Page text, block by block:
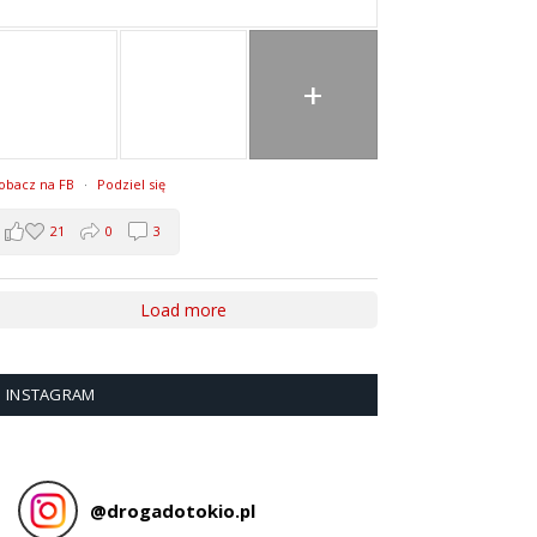
+
na FB · Podziel się
21 0 3
Load more
INSTAGRAM
@drogadotokio.pl